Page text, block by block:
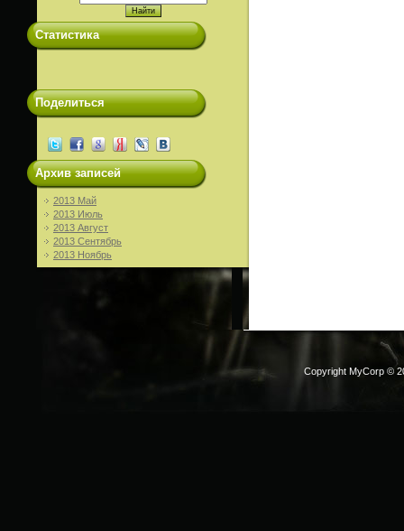
Статистика
Поделиться
Архив записей
2013 Май
2013 Июль
2013 Август
2013 Сентябрь
2013 Ноябрь
Copyright MyCorp ©